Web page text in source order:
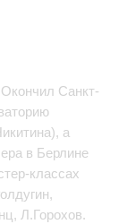
Санкт-
а
в Берлине
классах
Л.Горохов.